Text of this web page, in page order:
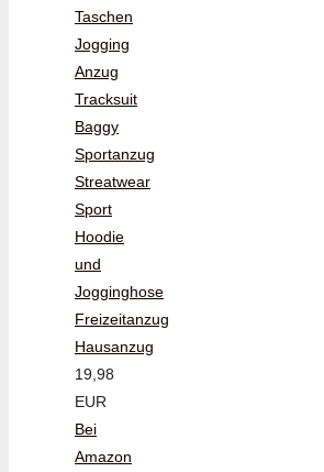
Taschen
Jogging
Anzug
Tracksuit
Baggy
Sportanzug
Streatwear
Sport
Hoodie
und
Jogginghose
Freizeitanzug
Hausanzug
19,98
EUR
Bei
Amazon